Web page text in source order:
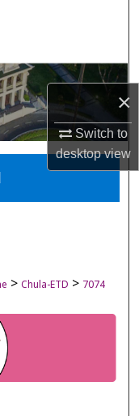
×
Switch to
desktopview
> Chula-ETD > 7074